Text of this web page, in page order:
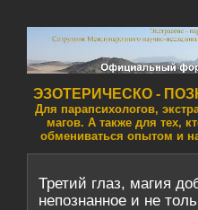
ЭЗОТЕРИЧЕСКО -
Для парапсихологов,
магов. А также для тех,
обмениваться опытом и
Третий глаз, магия
непознанное и не